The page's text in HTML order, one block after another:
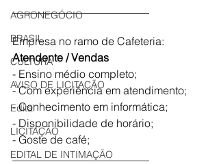
AGRONEGÓCIO
BRASIL
CULTURA
AVISO DE LICITAÇÃO
Edital
LICITAÇÃO
EDITAL DE INTIMAÇÃO
_________________________
Empresa no ramo de Cafeteria:
Atendente / Vendas
- Ensino médio completo;
- Com experiência em atendimento;
- Conhecimento em informática;
- Disponibilidade de horário;
- Goste de café;
_________________________